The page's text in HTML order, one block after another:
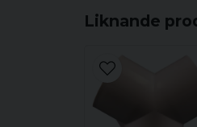
Liknande